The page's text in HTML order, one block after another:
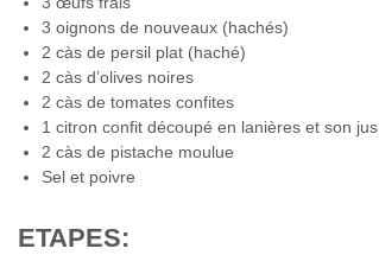
3 oignons de nouveaux (hachés)
2 càs de persil plat (haché)
2 càs d’olives noires
2 càs de tomates confites
1 citron confit découpé en lanières et son jus
2 càs de pistache moulue
Sel et poivre
ETAPES: